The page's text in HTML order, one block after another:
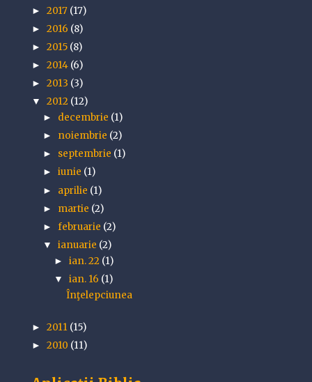
► 2017 (17)
► 2016 (8)
► 2015 (8)
► 2014 (6)
► 2013 (3)
▼ 2012 (12)
► decembrie (1)
► noiembrie (2)
► septembrie (1)
►iunie (1)
► aprilie (1)
► martie (2)
►februarie (2)
▼ianuarie (2)
►ian. 22 (1)
▼ian. 16 (1)
Înţelepciunea
► 2011 (15)
► 2010 (11)